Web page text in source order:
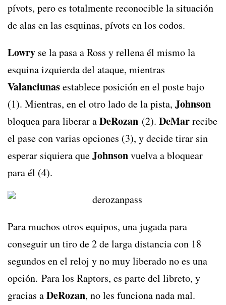
pívots, pero es totalmente reconocible la situación
de alas en las esquinas, pívots en los codos.
Lowry se la pasa a Ross y rellena él mismo la
esquina izquierda del ataque, mientras
Valanciunasestablece posición en el poste bajo
(1). Mientras, en el otro lado de la pista, Johnson
bloquea para liberar aDeRozan (2). DeMarrecibe
el pase con varias opciones (3), y decide tirar sin
esperar siquiera queJohnsonvuelva a bloquear
para él (4).
Para muchos otros equipos, una jugada para
conseguir un tiro de 2 de larga distancia con 18
segundos en el reloj y no muy liberado no es una
opción. Para los Raptors, es parte del libreto, y
gracias aDeRozan, no les funciona nada mal.